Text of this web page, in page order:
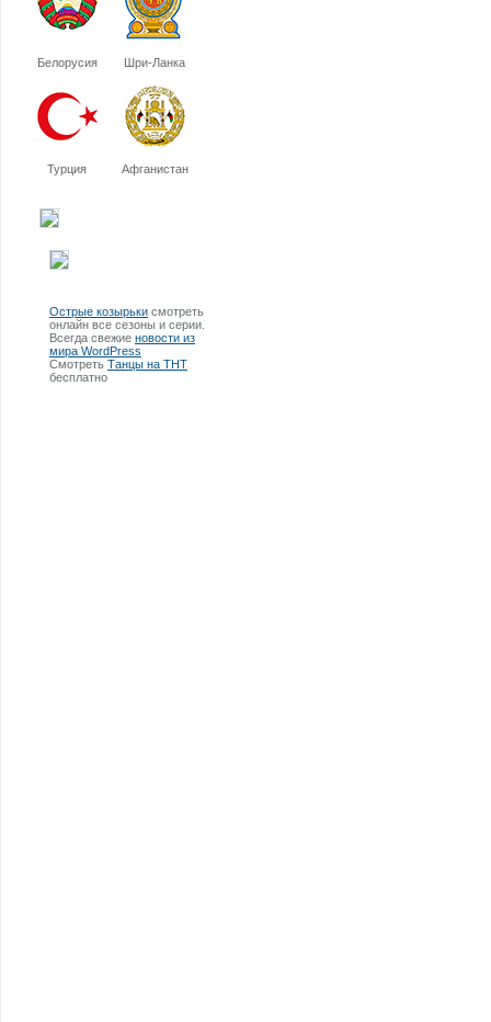
Белорусия Шри-Ланка
Турция Афганистан
Острые козырьки смотреть
онлайн все сезоны и серии.
Всегда свежие новости из
мира WordPress
Смотреть Танцы на ТНТ
бесплатно